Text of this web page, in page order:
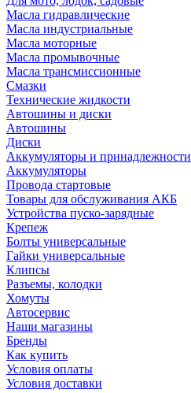
Масла гидравлические
Масла индустриальные
Масла моторные
Масла промывочные
Масла трансмиссионные
Смазки
Технические жидкости
Автошины и диски
Автошины
Диски
Аккумуляторы и принадлежности
Аккумуляторы
Провода стартовые
Товары для обслуживания АКБ
Устройства пуско-зарядные
Крепеж
Болты универсальные
Гайки универсальные
Клипсы
Разъемы, колодки
Хомуты
Автосервис
Наши магазины
Бренды
Как купить
Условия оплаты
Условия доставки